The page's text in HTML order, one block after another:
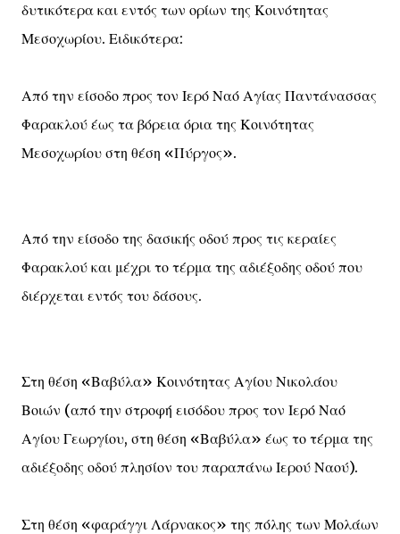
δυτικότερα και εντός των ορίων της Κοινότητας
Μεσοχωρίου. Ειδικότερα:
Από την είσοδο προς τον Ιερό Ναό Αγίας Παντάνασσας
Φαρακλού έως τα βόρεια όρια της Κοινότητας
Μεσοχωρίου στη θέση «Πύργος».
Από την είσοδο της δασικής οδού προς τις κεραίες
Φαρακλού και μέχρι το τέρμα της αδιέξοδης οδού που
διέρχεται εντός του δάσους.
Στη θέση «Βαβύλα» Κοινότητας Αγίου Νικολάου
Βοιών (από την στροφή εισόδου προς τον Ιερό Ναό
Αγίου Γεωργίου, στη θέση «Βαβύλα» έως το τέρμα της
αδιέξοδης οδού πλησίον του παραπάνω Ιερού Ναού).
Στη θέση «φαράγγι Λάρνακος» της πόλης των Μολάων